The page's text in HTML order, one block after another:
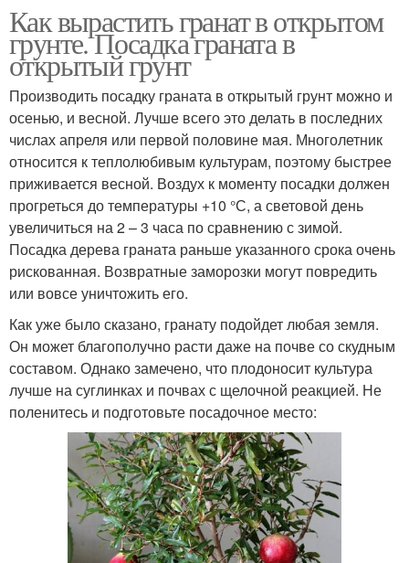
Как вырастить гранат в открытом
грунте. Посадка граната в
открытый грунт
Производить посадку граната в открытый грунт можно и
осенью, и весной. Лучше всего это делать в последних
числах апреля или первой половине мая. Многолетник
относится к теплолюбивым культурам, поэтому быстрее
приживается весной. Воздух к моменту посадки должен
прогреться до температуры +10 °С, а световой день
увеличиться на 2 – 3 часа по сравнению с зимой.
Посадка дерева граната раньше указанного срока очень
рискованная. Возвратные заморозки могут повредить
или вовсе уничтожить его.
Как уже было сказано, гранату подойдет любая земля.
Он может благополучно расти даже на почве со скудным
составом. Однако замечено, что плодоносит культура
лучше на суглинках и почвах с щелочной реакцией. Не
поленитесь и подготовьте посадочное место: